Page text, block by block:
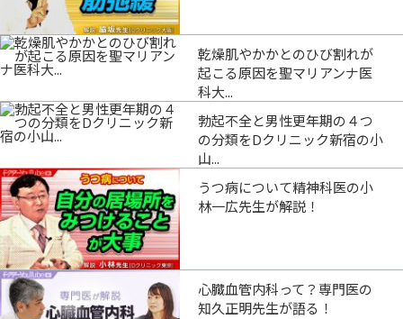
乾燥肌やかかとのひび割れが
起こる原因を聖マリアンナ医
科大...
勃起不全と男性更年期の４つ
の分類をDクリニック新宿の小
山...
うつ病について精神科医の小
林一広先生が解説！
心臓血管内科って？専門医の
知久正明先生が語る！